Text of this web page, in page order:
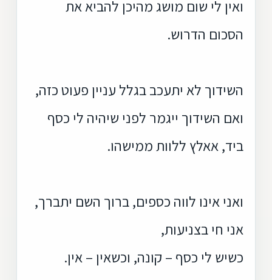
ואין לי שום מושג מהיכן להביא את
הסכום הדרוש.
השידוך לא יתעכב בגלל עניין פעוט כזה,
ואם השידוך ייגמר לפני שיהיה לי כסף
ביד, אאלץ ללוות ממישהו.
ואני אינו לווה כספים, ברוך השם יתברך,
אני חי בצניעות,
כשיש לי כסף – קונה, וכשאין – אין.